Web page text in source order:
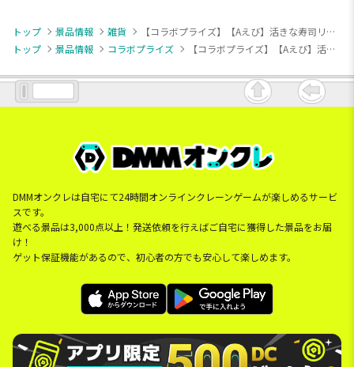
トップ 景品情報 雑貨
【コラボプライズ】【Aえび】活きな寿司リュック
トップ
景品情報 コラボプライズ 【コラボプライズ】【Aえび】活きな寿司リュック
DMMオンクレは自宅にて24時間オンラインクレーンゲームが楽しめるサービ
スです。
遊べる景品は3,000点以上！発送依頼を行えばご自宅に獲得した景品をお届
け！
ゲット保証機能があるので、初心者の方でも安心して楽しめます。